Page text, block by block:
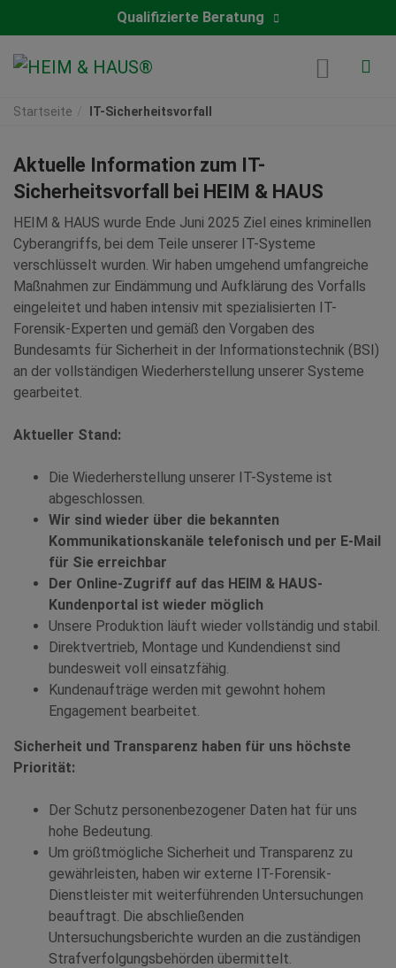
Qualifizierte Beratung
Startseite IT-Sicherheitsvorfall
Aktuelle Information zum IT-
Sicherheitsvorfall bei HEIM & HAUS
HEIM & HAUS wurde Ende Juni 2025 Ziel eines kriminellen
Cyberangriffs, bei dem Teile unserer IT-Systeme
verschlüsselt wurden. Wir haben umgehend umfangreiche
Maßnahmen zur Eindämmung und Aufklärung des Vorfalls
eingeleitet und haben intensiv mit spezialisierten IT-
Forensik-Experten und gemäß den Vorgaben des
Bundesamts für Sicherheit in der Informationstechnik (BSI)
an der vollständigen Wiederherstellung unserer Systeme
gearbeitet.
Aktueller Stand:
Die Wiederherstellung unserer IT-Systeme ist
abgeschlossen.
Wir sind wieder über die bekannten
Kommunikationskanäle telefonisch und per E-Mail
für Sie erreichbar
Der Online-Zugriff auf das HEIM & HAUS-
Kundenportal ist wieder möglich
Unsere Produktion läuft wieder vollständig und stabil.
Direktvertrieb, Montage und Kundendienst sind
bundesweit voll einsatzfähig.
Kundenaufträge werden mit gewohnt hohem
Engagement bearbeitet.
Sicherheit und Transparenz haben für uns höchste
Priorität:
Der Schutz personenbezogener Daten hat für uns
hohe Bedeutung.
Um größtmögliche Sicherheit und Transparenz zu
gewährleisten, haben wir externe IT-Forensik-
Dienstleister mit weiterführenden Untersuchungen
beauftragt. Die abschließenden
Untersuchungsberichte wurden an die zuständigen
Strafverfolgungsbehörden übermittelt.